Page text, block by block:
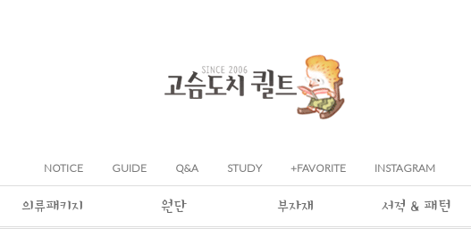
NOTICE GUIDE Q&A STUDY +FAVORITE INSTAGRAM
의류패키지 원단 부자재 서적 & 패턴